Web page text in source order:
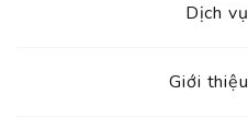
Dịch vụ
Giới thiệu